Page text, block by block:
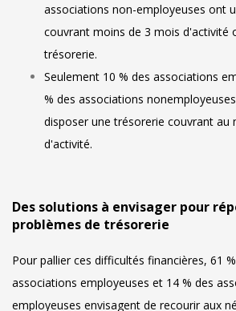
associations non-employeuses ont
couvrant moins de 3 mois d'activité
trésorerie.
Seulement 10 % des associations
% des associations
disposer une trésorerie couvrant au
d'activité.
Des solutions à envisager pour
problèmes de trésorerie
Pour pallier ces difficultés financières, 61
associations employeuses et 14 % des
employeuses envisagent de recourir aux